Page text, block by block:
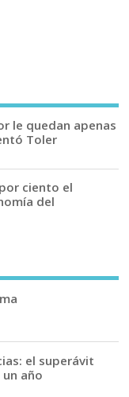
le quedan apenas
Toler
ciento el
del
el superávit
año